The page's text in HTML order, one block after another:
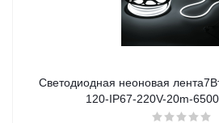
Светодиодная неоновая
120-IP67-220V-20m-